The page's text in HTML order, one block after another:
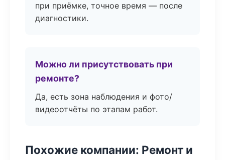
при приёмке, точное время — после
диагностики.
Можно ли присутствовать при
ремонте?
Да, есть зона наблюдения и фото/
видеоотчёты по этапам работ.
Похожие компании: Ремонт и